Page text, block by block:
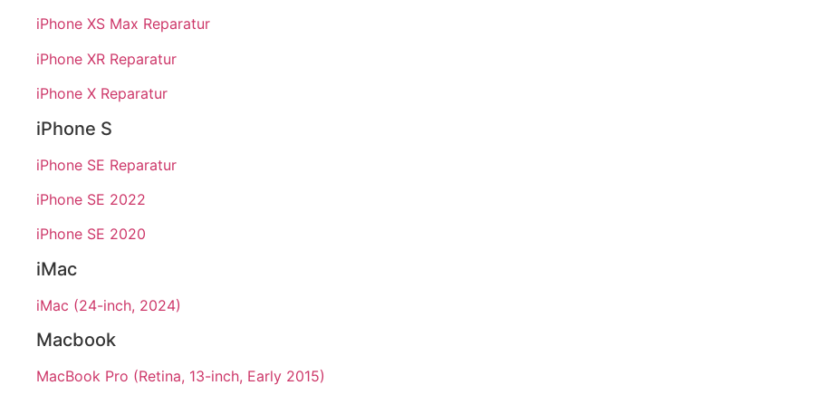
iPhone XS Max Reparatur
iPhone XR Reparatur
iPhone X Reparatur
iPhone S
iPhone SE Reparatur
iPhone SE 2022
iPhone SE 2020
iMac
iMac (24-inch, 2024)
Macbook
MacBook Pro (Retina, 13-inch, Early 2015)